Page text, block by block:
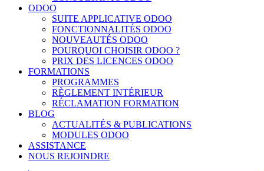
ODOO
SUITE APPLICATIVE ODOO
FONCTIONNALITÉS ODOO
NOUVEAUTÉS ODOO
POURQUOI CHOISIR ODOO ?
PRIX DES LICENCES ODOO
FORMATIONS
PROGRAMMES
RÈGLEMENT INTÉRIEUR
RÉCLAMATION FORMATION
BLOG
ACTUALITÉS & PUBLICATIONS
MODULES ODOO
ASSISTANCE
NOUS REJOINDRE